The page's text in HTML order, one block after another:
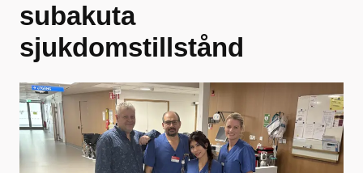
subakuta
sjukdomstillstånd